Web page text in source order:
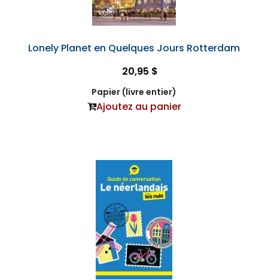
Lonely Planet en Quelques Jours Rotterdam
20,95 $
Papier (livre entier)
Ajoutez au panier